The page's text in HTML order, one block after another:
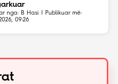
nga: B Hasi | Publikuar më:
09:26